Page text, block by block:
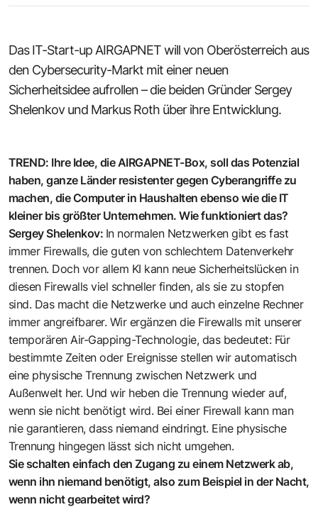
Das IT-Start-up AIRGAPNET will von Ober­österreich aus
den Cyber­security-Markt mit einer neuen
Sicherheitsidee aufrollen – die beiden Gründer Sergey
Shelenkov und Markus Roth über ihre Entwicklung.
TREND: Ihre Idee, die AIRGAPNET-Box, soll das Potenzial
haben, ganze Länder resistenter gegen Cyberangriffe zu
machen, die Computer in Haushalten ebenso wie die IT
kleiner bis größter Unternehmen. Wie funktioniert das?
Sergey Shelenkov: In normalen Netzwerken gibt es fast
immer Firewalls, die guten von schlechtem Datenverkehr
trennen. Doch vor allem KI kann neue Sicherheitslücken in
diesen Firewalls viel schneller finden, als sie zu stopfen
sind. Das macht die Netzwerke und auch einzelne Rechner
immer angreifbarer. Wir ergänzen die Firewalls mit unserer
temporären Air-Gapping-Technologie, das bedeutet: Für
bestimmte Zeiten oder Ereignisse stellen wir automatisch
eine physische Trennung zwischen Netzwerk und
Außenwelt her. Und wir heben die Trennung wieder auf,
wenn sie nicht benötigt wird. Bei einer Firewall kann man
nie garantieren, dass niemand eindringt. Eine physische
Trennung hingegen lässt sich nicht umgehen.
Sie schalten einfach den Zugang zu einem Netzwerk ab,
wenn ihn niemand benötigt, also zum Beispiel in der Nacht,
wenn nicht gearbeitet wird?